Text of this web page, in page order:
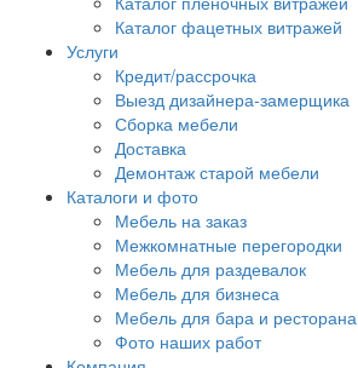
Каталог фацетных витражей
Услуги
Кредит/рассрочка
Выезд дизайнера-замерщика
Сборка мебели
Доставка
Демонтаж старой мебели
Каталоги и фото
Мебель на заказ
Межкомнатные перегородки
Мебель для раздевалок
Мебель для бизнеса
Мебель для бара и ресторана
Фото наших работ